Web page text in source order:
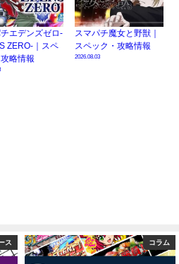
エデンズゼロ-
ZERO-｜スペ
略情報
スマパチ魔女と野獣｜
スペック・攻略情報
2026.08.03
ム 検定通過